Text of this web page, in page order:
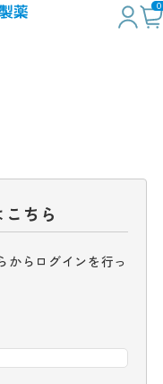
0
ちら
からログインを行っ